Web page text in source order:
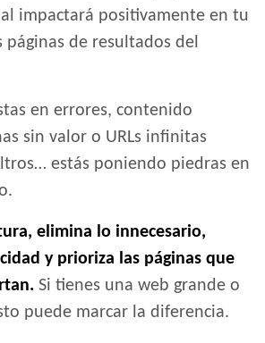
impactará positivamente en tu
de resultados del
en errores, contenido
sin valor o URLs infinitas
estás poniendo piedras en
elimina lo innecesario,
y prioriza las páginas que
Si tienes una web grande o
puede marcar la diferencia.